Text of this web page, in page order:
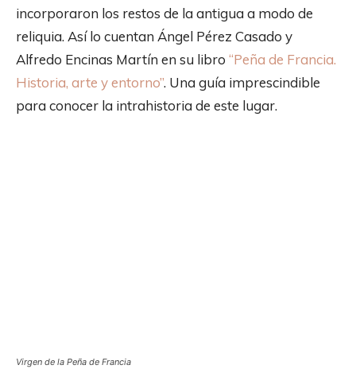
incorporaron los restos de la antigua a modo de
reliquia. Así lo cuentan Ángel Pérez Casado y
Alfredo Encinas Martín en su libro “Peña de Francia.
Historia, arte y entorno”. Una guía imprescindible
para conocer la intrahistoria de este lugar.
Virgen de la Peña de Francia